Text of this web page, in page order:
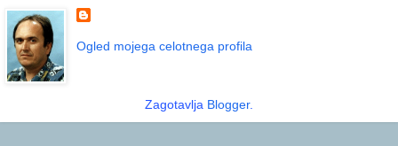
Ogled mojega celotnega profila
Zagotavlja Blogger.